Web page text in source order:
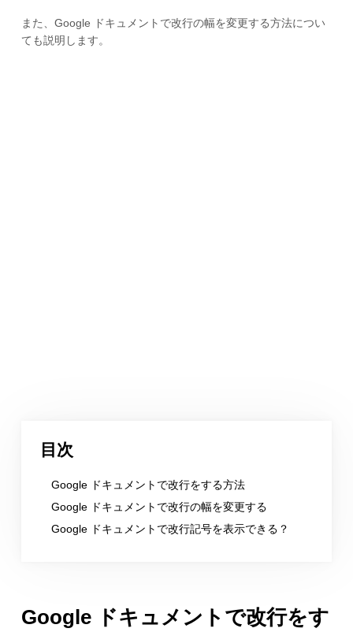
また、Google ドキュメントで改行の幅を変更する方法につい
ても説明します。
目次
Google ドキュメントで改行をする方法
Google ドキュメントで改行の幅を変更する
Google ドキュメントで改行記号を表示できる？
Google ドキュメントで改行をす